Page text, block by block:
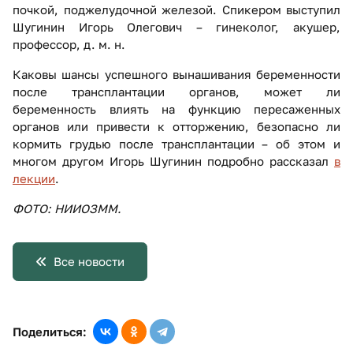
почкой, поджелудочной железой. Спикером выступил
Шугинин Игорь Олегович – гинеколог, акушер,
профессор, д. м. н.
Каковы шансы успешного вынашивания беременности
после трансплантации органов, может ли
беременность влиять на функцию пересаженных
органов или привести к отторжению, безопасно ли
кормить грудью после трансплантации – об этом и
многом другом Игорь Шугинин подробно рассказал в
лекции
ФОТО: НИИОЗММ.
Все новости
Поделиться: